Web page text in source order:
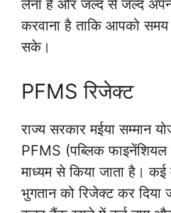
लेना है और जल्द से जल्द
करवाना है ताकि आपको समय
सके।
PFMS रिजेक्ट
राज्य सरकार मईया सम्मान
PFMS (पब्लिक
माध्यम से किया जाता है। कई
भुगतान को रिजेक्ट कर दिया